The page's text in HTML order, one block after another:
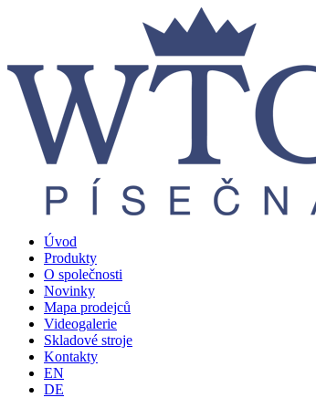
Úvod
Produkty
O společnosti
Novinky
Mapa prodejců
Videogalerie
Skladové stroje
Kontakty
EN
DE